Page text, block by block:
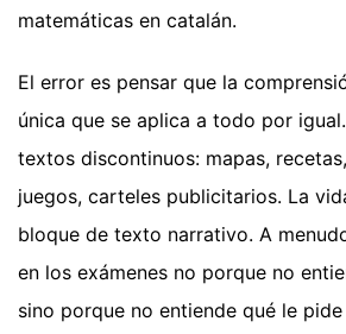
matemáticas en catalán.
El error es pensar que la
única que se aplica a todo por
textos discontinuos: mapas,
juegos, carteles publicitarios. La
bloque de texto narrativo. A
en los exámenes no porque no
sino porque no entiende qué le